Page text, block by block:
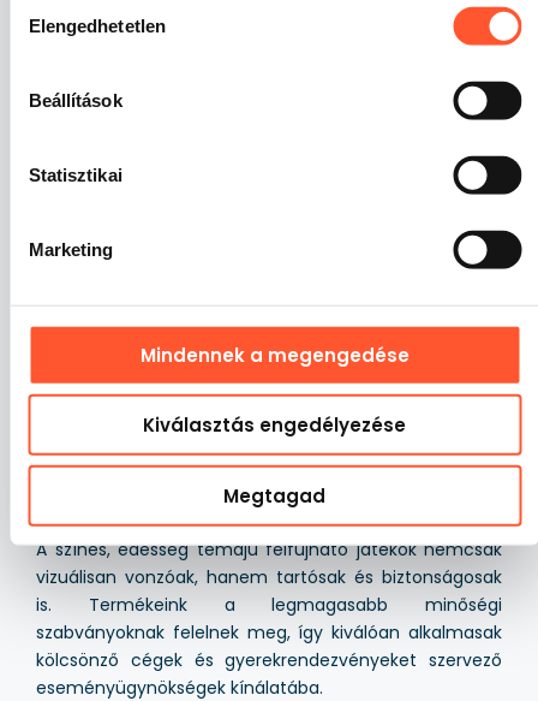
kiválasztása
Elengedhetetlen
Beállítások
Statisztikai
Marketing
Mindennek a megengedése
Kiválasztás engedélyezése
Megtagad
játékok
Vidám színek, mesés minták és egy világ tele
boldogsággal – az édesség témájú felfújható játékok
érzékszerveinek minden rendezvényen!
birodalma ihletett. Csúszdák, ugrálóvárak és
játszóterek pasztellszínekben, nyalókák, sütemények és
vattacukor motívumokkal, amelyek a gyerekeket egy
mesés, édes élményekkel teli világba repítik. Tökéletes
választás városi fesztiválokra, születésnapi zsúrokra,
családi piknikekre és szabadtéri rendezvényekre, ahol a
felejthetetlen szórakozás a cél!
A színes, édesség témájú felfújható játékok nemcsak
vizuálisan vonzóak, hanem tartósak és biztonságosak
is. Termékeink a legmagasabb minőségi
szabványoknak felelnek meg, így kiválóan alkalmasak
kölcsönző cégek és gyerekrendezvényeket szervező
eseményügynökségek kínálatába.